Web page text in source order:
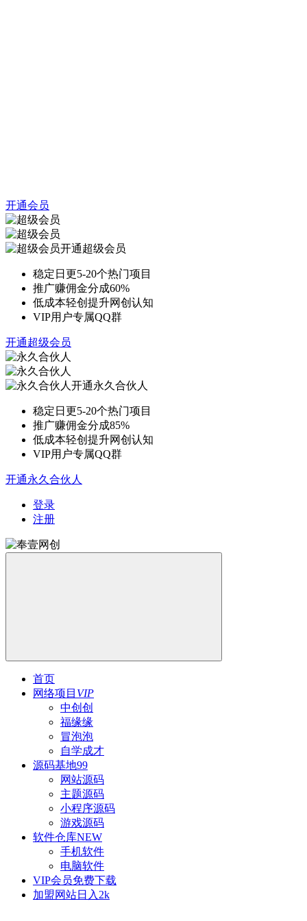
开通会员
开通超级会员
稳定日更5-20个热门项目
推广赚佣金分成60%
低成本轻创提升网创认知
VIP用户专属QQ群
开通超级会员
开通永久合伙人
稳定日更5-20个热门项目
推广赚佣金分成85%
低成本轻创提升网创认知
VIP用户专属QQ群
开通永久合伙人
登录
注册
首页
网络项目 VIP
中创创
福缘缘
冒泡泡
自学成才
源码基地99
网站源码
主题源码
小程序源码
游戏源码
软件仓库NEW
手机软件
电脑软件
VIP会员免费下载
加盟网站日入2k